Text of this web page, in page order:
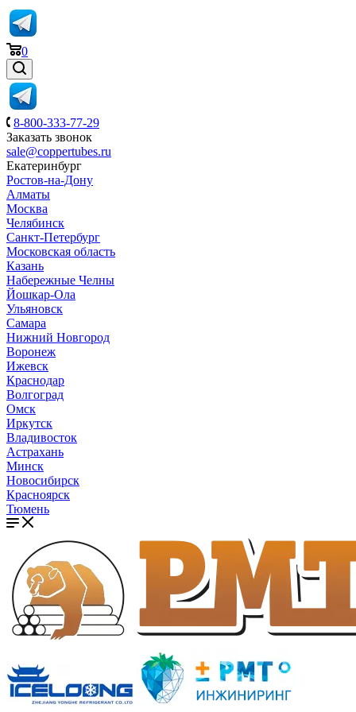
0
8-800-333-77-29
Заказать звонок
sale@coppertubes.ru
Екатеринбург
Ростов-на-Дону
Алматы
Москва
Челябинск
Санкт-Петербург
Московская область
Казань
Набережные Челны
Йошкар-Ола
Ульяновск
Самара
Нижний Новгород
Воронеж
Ижевск
Краснодар
Волгоград
Омск
Иркутск
Владивосток
Астрахань
Минск
Новосибирск
Красноярск
Тюмень